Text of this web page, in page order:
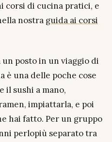
corsi di cucina pratici, e
nostra guida ai corsi
posto in un viaggio di
è una delle poche cose
il sushi a mano,
impiattarla, e poi
hai fatto. Per un gruppo
perlopiù separato tra